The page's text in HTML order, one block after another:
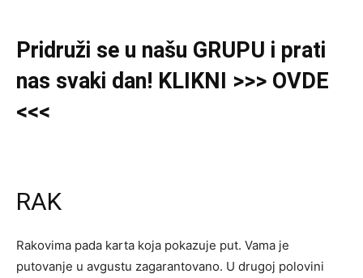
Pridruži se u našu GRUPU i prati
nas svaki dan! KLIKNI >>> OVDE
<<<
RAK
Rakovima pada karta koja pokazuje put. Vama je
putovanje u avgustu zagarantovano. U drugoj polovini